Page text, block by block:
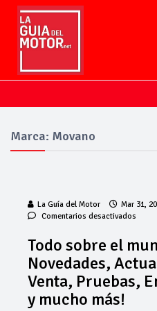
Marca: Movano
La Guía del Motor Mar 31,
Comentarios desactivados
el
mundo
del
motor,
Todo sobre el
Novedades,
Venta, Pruebas,
y mucho más!